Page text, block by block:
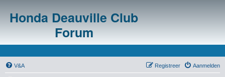
Honda Deauville Club
Forum
V&A Aanmelden
Registreer